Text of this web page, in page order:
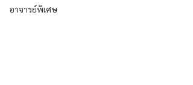
อาจารย์พิเศษ